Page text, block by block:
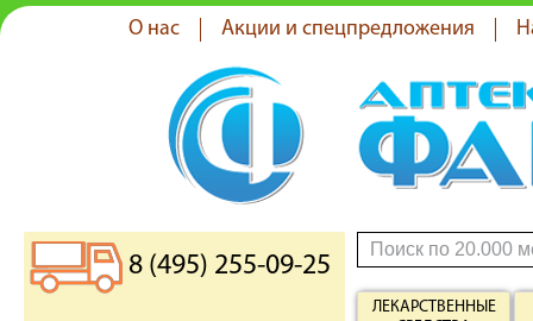
О нас Акции и спецпредложения
8 (495) 255-09-25
ЛЕКАРСТВЕННЫЕ